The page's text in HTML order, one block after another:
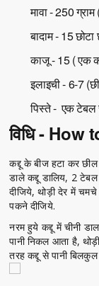
मावा - 250
बादाम - 15
काजू - 15 ( एक
इलाइची - 6-7
पिस्ते - एक टेबल
विधि -
कद्दू के बीज हटा कर
डाले कद्दू डालिय, 2
दीजिये, थोड़ी देर में
पकने दीजिये.
नरम हुये कद्दू में चीनी
पानी निकल आता है,
तरह कद्दू से पानी